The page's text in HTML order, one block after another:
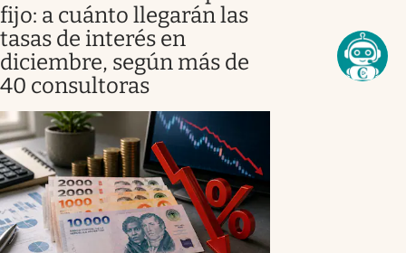
fijo: a cuánto llegarán las
tasas de interés en
diciembre, según más de
40 consultoras